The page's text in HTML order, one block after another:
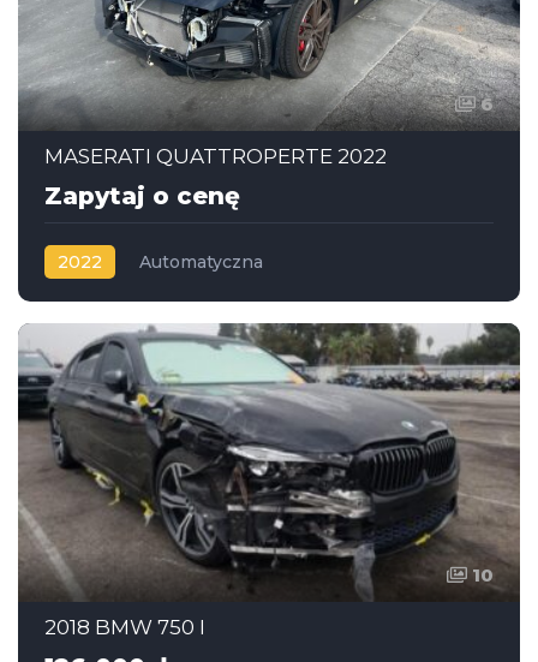
6
MASERATI QUATTROPERTE 2022
Zapytaj o cenę
2022 Automatyczna
10
2018 BMW 750 I